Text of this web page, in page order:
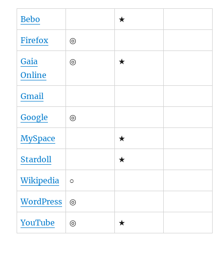
Bebo ★
Firefox ◎
Gaia
Online
◎ ★
Gmail
Google ◎
MySpace ★
Stardoll ★
Wikipedia ○
WordPress ◎
YouTube ◎ ★